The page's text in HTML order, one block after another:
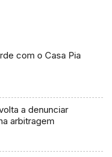
com o Casa Pia
a denunciar
arbitragem